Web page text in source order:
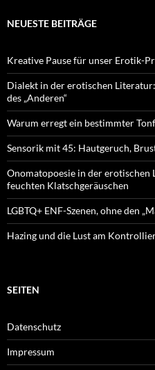
NEUESTE BEITRÄGE
Kreative Pause für unser Erotik-
Dialekt in der erotischen
des „Anderen“
Warum erregt ein bestimmter
Sensorik mit 45: Hautgeruch,
Onomatopoesie in der erotischen
feuchten Klatschgeräuschen
LGBTQ+ ENF-Szenen, ohne den
Hazing und die Lust am
SEITEN
Datenschutz
Impressum